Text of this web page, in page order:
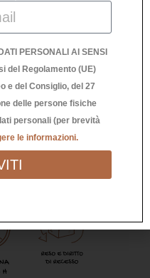
SUDO BRILLO”
€
PERSONALI AI SENSI
del Regolamento (UE)
e del Consiglio, del 27
delle persone fisiche
personali (per brevità
le informazioni.